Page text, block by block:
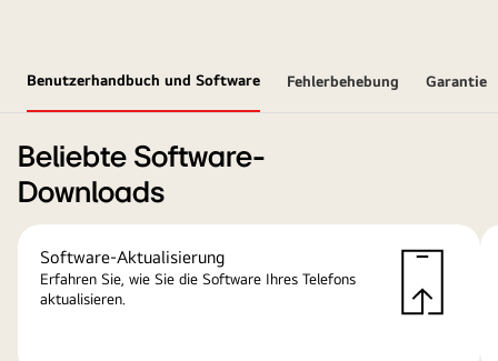
Benutzerhandbuch und Software Fehlerbehebung Garantie
Beliebte Software-
Downloads
Software-Aktualisierung
Erfahren Sie, wie Sie die Software Ihres Telefons
aktualisieren.